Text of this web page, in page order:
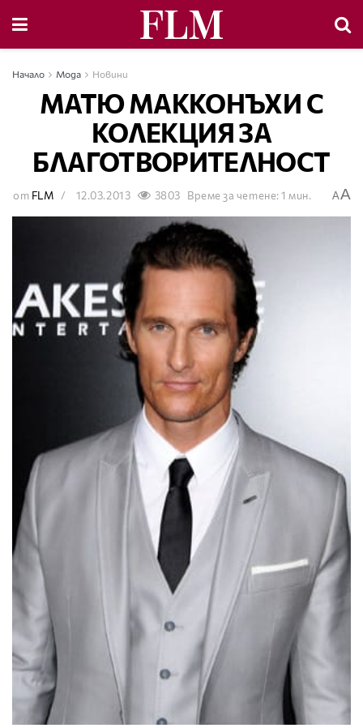
Начало Мода Новини
МАТЮ МАККОНЪХИ С
КОЛЕКЦИЯ ЗА
БЛАГОТВОРИТЕЛНОСТ
от FLM 12.03.2013 3803 Време за четене: 1 мин. AA